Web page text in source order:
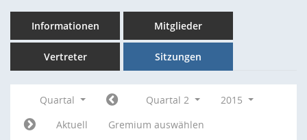
Informationen Mitglieder
Vertreter Sitzungen
Quartal Quartal 2
2015
Aktuell
Gremium auswählen